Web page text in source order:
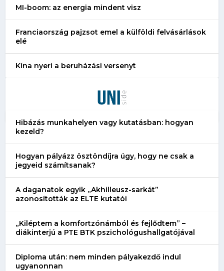
MI-boom: az energia mindent visz
Franciaország pajzsot emel a külföldi felvásárlások
elé
Kína nyeri a beruházási versenyt
Hibázás munkahelyen vagy kutatásban: hogyan
kezeld?
Hogyan pályázz ösztöndíjra úgy, hogy ne csak a
jegyeid számítsanak?
A daganatok egyik „Akhilleusz-sarkát”
azonosították az ELTE kutatói
„Kiléptem a komfortzónámból és fejlődtem” –
diákinterjú a PTE BTK pszichológushallgatójával
Diploma után: nem minden pályakezdő indul
ugyanonnan